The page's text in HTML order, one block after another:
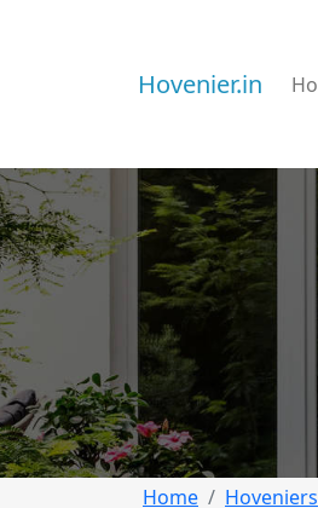
Hovenier.in
Home Hoveniers